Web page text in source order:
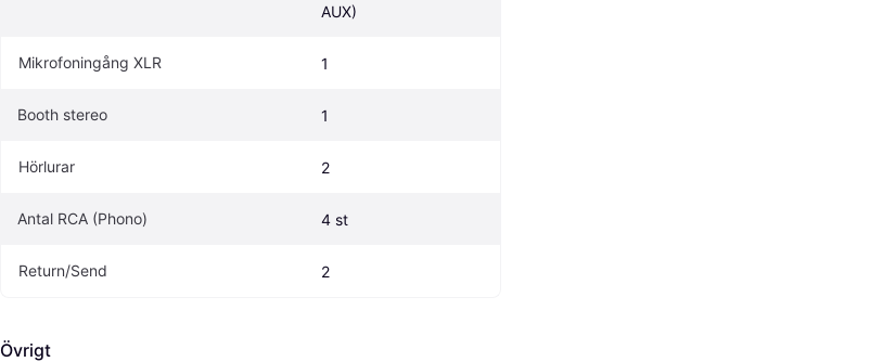
AUX)
Mikrofoningång XLR 1
Booth stereo 1
Hörlurar 2
Antal RCA (Phono) 4 st
Return/Send 2
Övrigt